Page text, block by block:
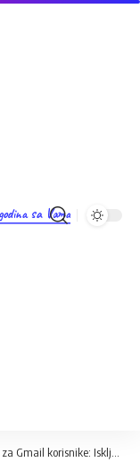
sa Vama
korisnike: Isključite ove opcije